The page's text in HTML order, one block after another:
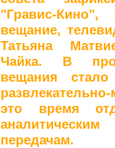
"Гравис-Кино",
вещание,
Татьяна
Чайка. В
вещания
это время
передачам.